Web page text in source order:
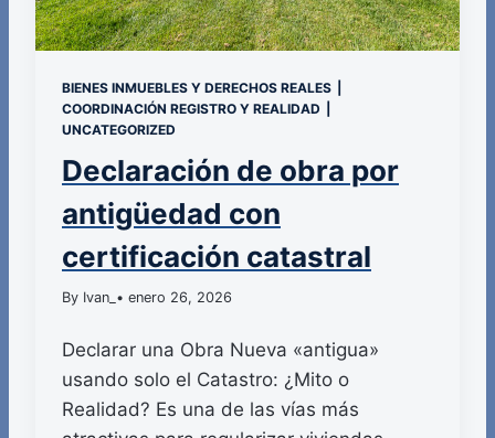
BIENES INMUEBLES Y DERECHOS REALES
COORDINACIÓN REGISTRO Y REALIDAD
UNCATEGORIZED
Declaración de obra por
antigüedad con
certificación catastral
By Ivan_ • enero 26, 2026
Declarar una Obra Nueva «antigua»
usando solo el Catastro: ¿Mito o
Realidad? Es una de las vías más